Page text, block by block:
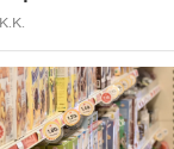
K.K.